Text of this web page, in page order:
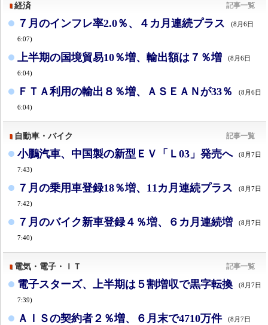
経済 記事一覧
７月のインフレ率2.0％、４カ月連続プラス (8月6日
6:07)
上半期の国境貿易10％増、輸出額は７％増 (8月6日
6:04)
ＦＴＡ利用の輸出８％増、ＡＳＥＡＮが33％ (8月6日
6:04)
自動車・バイク 記事一覧
小鵬汽車、中国製の新型ＥＶ「Ｌ03」発売へ (8月7日
7:43)
７月の乗用車登録18％増、11カ月連続プラス (8月7日
7:42)
７月のバイク新車登録４％増、６カ月連続増 (8月7日
7:40)
電気・電子・ＩＴ 記事一覧
電子スターズ、上半期は５割増収で黒字転換 (8月7日
7:39)
ＡＩＳの契約者２％増、６月末で4710万件 (8月7日